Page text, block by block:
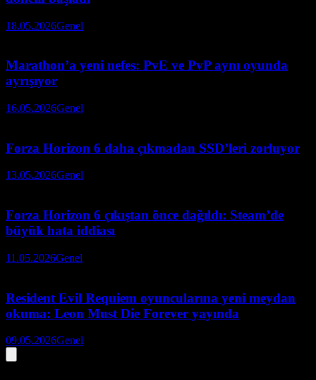
18.05.2026Genel
Marathon’a yeni nefes: PvE ve PvP aynı oyunda
ayrışıyor
16.05.2026Genel
Forza Horizon 6 daha çıkmadan SSD’leri zorluyor
13.05.2026Genel
Forza Horizon 6 çıkıştan önce dağıldı: Steam’de
büyük hata iddiası
11.05.2026Genel
Resident Evil Requiem oyuncularına yeni meydan
okuma: Leon Must Die Forever yayında
09.05.2026Genel